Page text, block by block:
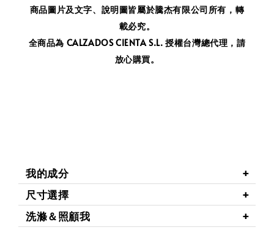
商品圖片及文字、說明圖皆屬於騰杰有限公司所有，轉
載必究。
全商品為 CALZADOS CIENTA S.L. 授權台灣總代理，請
放心購買。
我的成分
尺寸選擇
洗滌＆照顧我